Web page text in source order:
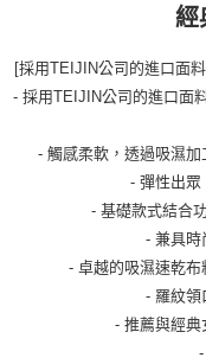
經
[採用TEIJIN公司的進口面
- 採用TEIJIN公司的進口面
- 觸感柔軟，透過吸濕
- 彈性出眾
- 基礎款式結合
- 兼具時
- 卓越的吸濕速乾
- 羅紋領
- 推薦與經典